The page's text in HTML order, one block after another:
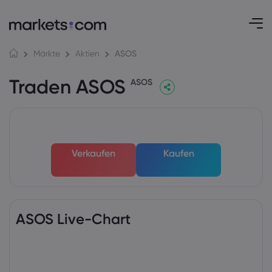
Märkte Aktien ASOS
Traden ASOS ASOS
Verkaufen Kaufen
ASOS Live-Chart